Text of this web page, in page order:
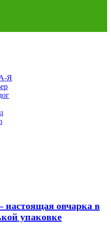
Я
настоящая овчарка в
упаковке